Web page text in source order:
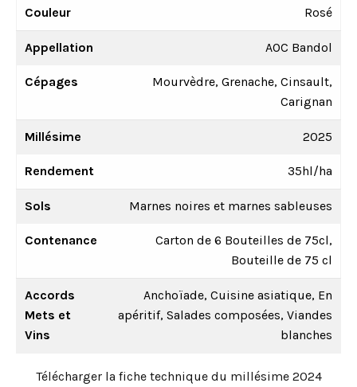
Couleur Rosé
Appellation AOC Bandol
Cépages
Mourvèdre, Grenache, Cinsault,
Carignan
Millésime 2025
Rendement 35hl/ha
Sols Marnes noires et marnes sableuses
Contenance
Carton de 6 Bouteilles de 75cl,
Bouteille de 75 cl
Accords
Mets et
Vins
Anchoïade, Cuisine asiatique, En
apéritif, Salades composées, Viandes
blanches
Télécharger la fiche technique du millésime 2024